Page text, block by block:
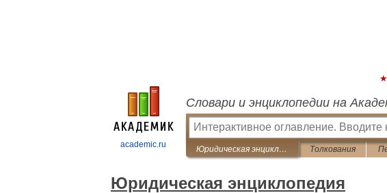
academic.ru
Словари и энциклопедии на
Юридическая энциклопедия Толкования
Юридическая энциклопедия